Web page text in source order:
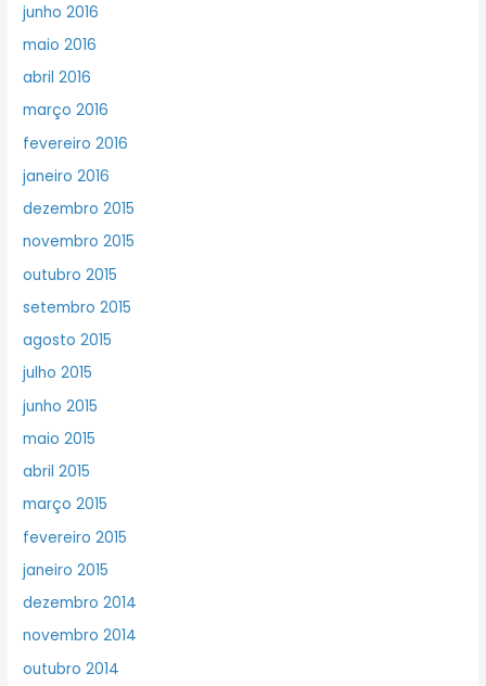
junho 2016
maio 2016
abril 2016
março 2016
fevereiro 2016
janeiro 2016
dezembro 2015
novembro 2015
outubro 2015
setembro 2015
agosto 2015
julho 2015
junho 2015
maio 2015
abril 2015
março 2015
fevereiro 2015
janeiro 2015
dezembro 2014
novembro 2014
outubro 2014